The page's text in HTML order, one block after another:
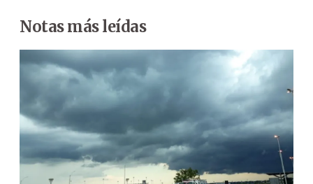
Notas más leídas